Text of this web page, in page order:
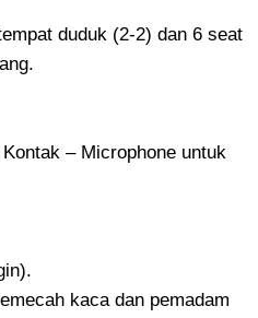
duduk (2-2) dan 6 seat
– Microphone untuk
kaca dan pemadam